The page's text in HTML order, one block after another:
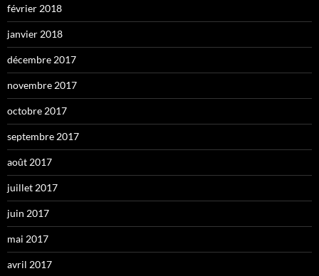
février 2018
janvier 2018
décembre 2017
novembre 2017
octobre 2017
septembre 2017
août 2017
juillet 2017
juin 2017
mai 2017
avril 2017